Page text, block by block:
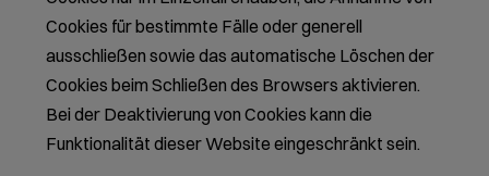
Cookies für bestimmte Fälle oder generell
ausschließen sowie das automatische Löschen der
Cookies beim Schließen des Browsers aktivieren.
Bei der Deaktivierung von Cookies kann die
Funktionalität dieser Website eingeschränkt sein.